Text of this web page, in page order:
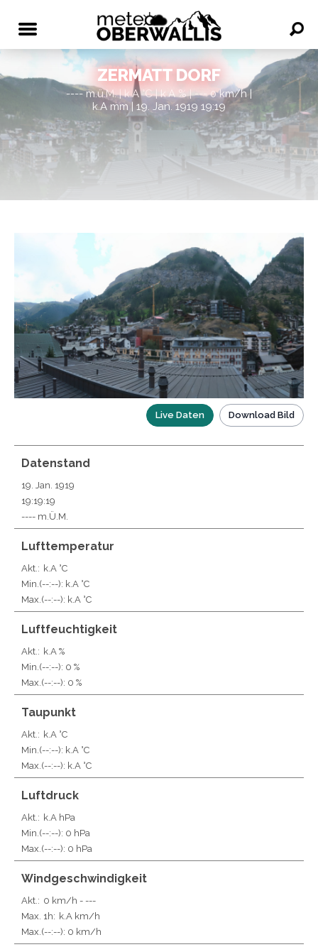
ZERMATT DORF
---- m.ü.M. | k.A °C | k.A % | --- 0 km/h |
k.A mm | 19. Jan. 1919 19:19
Live Daten Download Bild
Datenstand
19. Jan. 1919
19:19:19
---- m.Ü.M.
Lufttemperatur
Akt.: k.A °C
Min.(--:--): k.A °C
Max.(--:--): k.A °C
Luftfeuchtigkeit
Akt.: k.A %
Min.(--:--): 0 %
Max.(--:--): 0 %
Taupunkt
Akt.: k.A °C
Min.(--:--): k.A °C
Max.(--:--): k.A °C
Luftdruck
Akt.: k.A hPa
Min.(--:--): 0 hPa
Max.(--:--): 0 hPa
Windgeschwindigkeit
Akt.: 0 km/h - ---
Max. 1h: k.A km/h
Max.(--:--): 0 km/h